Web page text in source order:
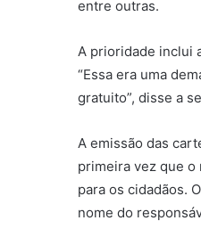
entre outras.
A prioridade inclui
“Essa era uma
gratuito”, disse a
A emissão das
primeira vez que o
para os cidadãos.
nome do